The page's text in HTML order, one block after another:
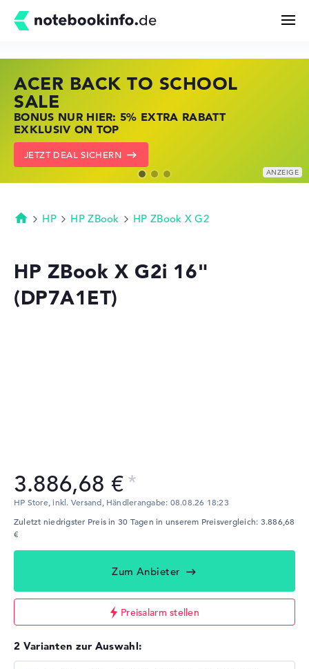
Kaufberatung
Technik & Wissen
Deals
ACER BACK TO SCHOOL
SALE
BONUS NUR HIER: 5% EXTRA RABATT
EXKLUSIV ON TOP
JETZT DEAL SICHERN
HP STORE SSV DEALS
JETZT ZUGREIFEN: NOTEBOOKS BEI HP
KRÄFTIG REDUZIERT
ZU DEN HP ANGEBOTEN
LENOVO LAPTOP DEALS
NOTEBOOKS BEI LENOVO JETZT
KRÄFTIG REDUZIERT
LENOVO DEALS ZEIGEN
Startseite
HP HP ZBook HP ZBook X G2
HP ZBook X G2i 16"
(DP7A1ET)
3.886,68 €
HP Store, inkl. Versand,Händlerangabe: 08.08.26 18:23
Zuletzt niedrigster Preis in 30 Tagen in unserem Preisvergleich: 3.886,68
€
Zum Anbieter
Preisalarm stellen
2 Varianten zur Auswahl: